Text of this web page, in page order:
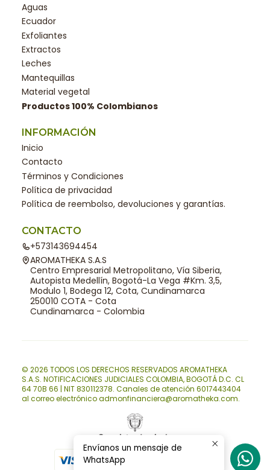
Aguas
Ecuador
Exfoliantes
Extractos
Leches
Mantequillas
Material vegetal
Productos 100% Colombianos
INFORMACIÓN
Inicio
Contacto
Términos y Condiciones
Política de privacidad
Política de reembolso, devoluciones y garantías.
CONTACTO
+573143694454
AROMATHEKA S.A.S
Centro Empresarial Metropolitano, Vía Siberia,
Autopista Medellín, Bogotá-La Vega #Km. 3,5,
Modulo 1, Bodega 12, Cota, Cundinamarca
250010 COTA - Cota
Cundinamarca - Colombia
© 2026 TODOS LOS DERECHOS RESERVADOS AROMATHEKA
S.A.S. NOTIFICACIONES JUDICIALES COLOMBIA, BOGOTÁ D.C. CL
64 70B 66 | NIT 830112378. Canales de atención 6017443404
al correo electrónico admonfinanciera@aromatheka.com.
Envíanos un mensaje de
WhatsApp